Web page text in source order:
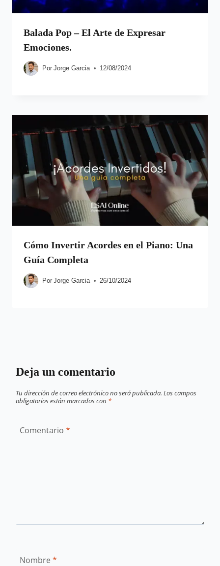
Balada Pop – El Arte de Expresar
Emociones.
Por Jorge Garcia 12/08/2024
Cómo Invertir Acordes en el Piano: Una
Guía Completa
Por Jorge Garcia 26/10/2024
Deja un comentario
Tu dirección de correo electrónico no será publicada. Los campos
obligatorios están marcados con *
Comentario *
Nombre *